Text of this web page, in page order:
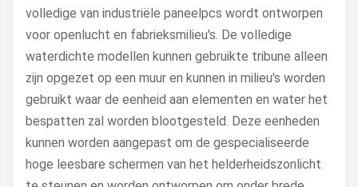
volledige van industriële paneelpcs wordt ontworpen
voor openlucht en fabrieksmilieu's. De volledige
waterdichte modellen kunnen gebruikte tribune alleen
zijn opgezet op een muur en kunnen in milieu's worden
gebruikt waar de eenheid aan elementen en water het
bespatten zal worden blootgesteld. Deze eenheden
kunnen worden aangepast om de gespecialiseerde
hoge leesbare schermen van het helderheidszonlicht